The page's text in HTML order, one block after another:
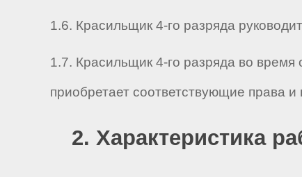
1.6. Красильщик 4-го разряда
1.7. Красильщик 4-го разряда во
приобретает соответствующие права
2. Характеристика